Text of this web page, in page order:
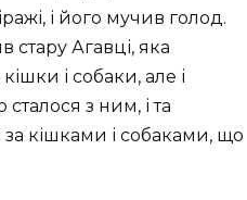
і його мучив голод.
стару Агавці, яка
і собаки, але і
з ним, і та
кішками і собаками, що